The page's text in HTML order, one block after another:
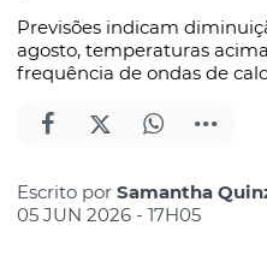
Previsões indicam
agosto, temperaturas
frequência de ondas de
Escrito por Samantha
05 JUN 2026 - 17H05